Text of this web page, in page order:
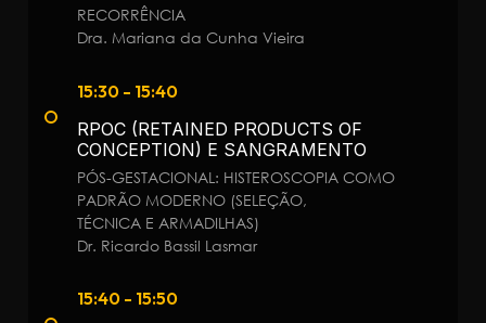
RECORRÊNCIA
Dra. Mariana da Cunha Vieira
15:30 - 15:40
RPOC (RETAINED PRODUCTS OF
CONCEPTION) E SANGRAMENTO
PÓS-GESTACIONAL: HISTEROSCOPIA COMO
PADRÃO MODERNO (SELEÇÃO,
TÉCNICA E ARMADILHAS)
Dr. Ricardo Bassil Lasmar
15:40 - 15:50